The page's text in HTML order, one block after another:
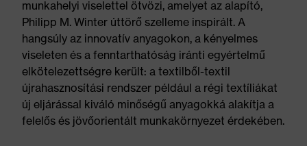
munkahelyi viselettel ötvözi, amelyet az alapító,
Philipp M. Winter úttörő szelleme inspirált. A
hangsúly az innovatív anyagokon, a kényelmes
viseleten és a fenntarthatóság iránti egyértelmű
elkötelezettségre került: a textilből-textil
újrahasznosítási rendszer például a régi textíliákat
új eljárással kiváló minőségű anyagokká alakítja a
felelős és jövőorientált munkakörnyezet érdekében.